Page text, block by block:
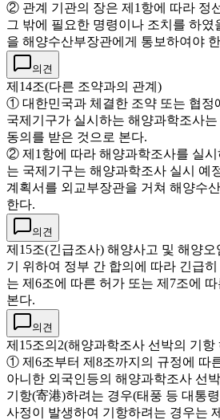
② 관계 기관의 장은 제1항에 따라 정
그 밖에 필요한 명령이나 조치를 하였
을 해양수산부장관에게 통보하여야
의견
제14조(다른 조약과의 관계)
① 대한민국과 체결한 조약 또는 협정
국제기구가 실시하는 해양과학조사
동의를 받은 것으로 본다.
② 제1항에 따라 해양과학조사를 실시
는 국제기구는 해양과학조사 실시 예
계획서를 외교부장관을 거쳐 해양수
한다.
의견
제15조(긴급조사) 해양사고 및 해양
기 위하여 정부 간 합의에 따라 긴급
는 제6조에 따른 허가 또는 제7조에
본다.
의견
제15조의2(해양과학조사 선박의 기항
① 제6조부터 제8조까지의 규정에 따
아니한 외국인등의 해양과학조사 선
기항(寄港)하려는 경우(태풍 등 대통
사정이 발생하여 기항하려는 경우는